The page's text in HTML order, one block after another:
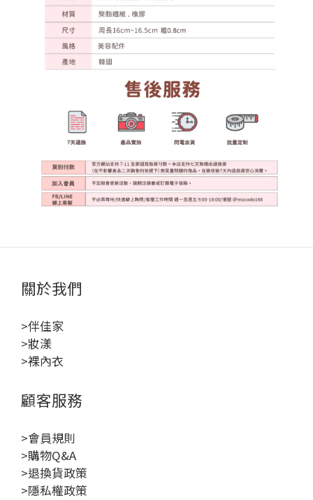
關於我們
>伴佳家
>妝漾
>裸內衣
顧客服務
>會員規則
>購物Q&A
>退換貨政策
>隱私權政策